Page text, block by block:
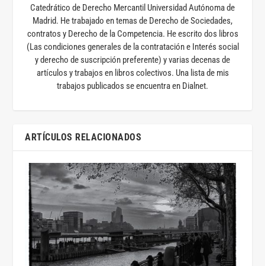
Catedrático de Derecho Mercantil Universidad Autónoma de
Madrid. He trabajado en temas de Derecho de Sociedades,
contratos y Derecho de la Competencia. He escrito dos libros
(Las condiciones generales de la contratación e Interés social
y derecho de suscripción preferente) y varias decenas de
artículos y trabajos en libros colectivos. Una lista de mis
trabajos publicados se encuentra en Dialnet.
ARTÍCULOS RELACIONADOS